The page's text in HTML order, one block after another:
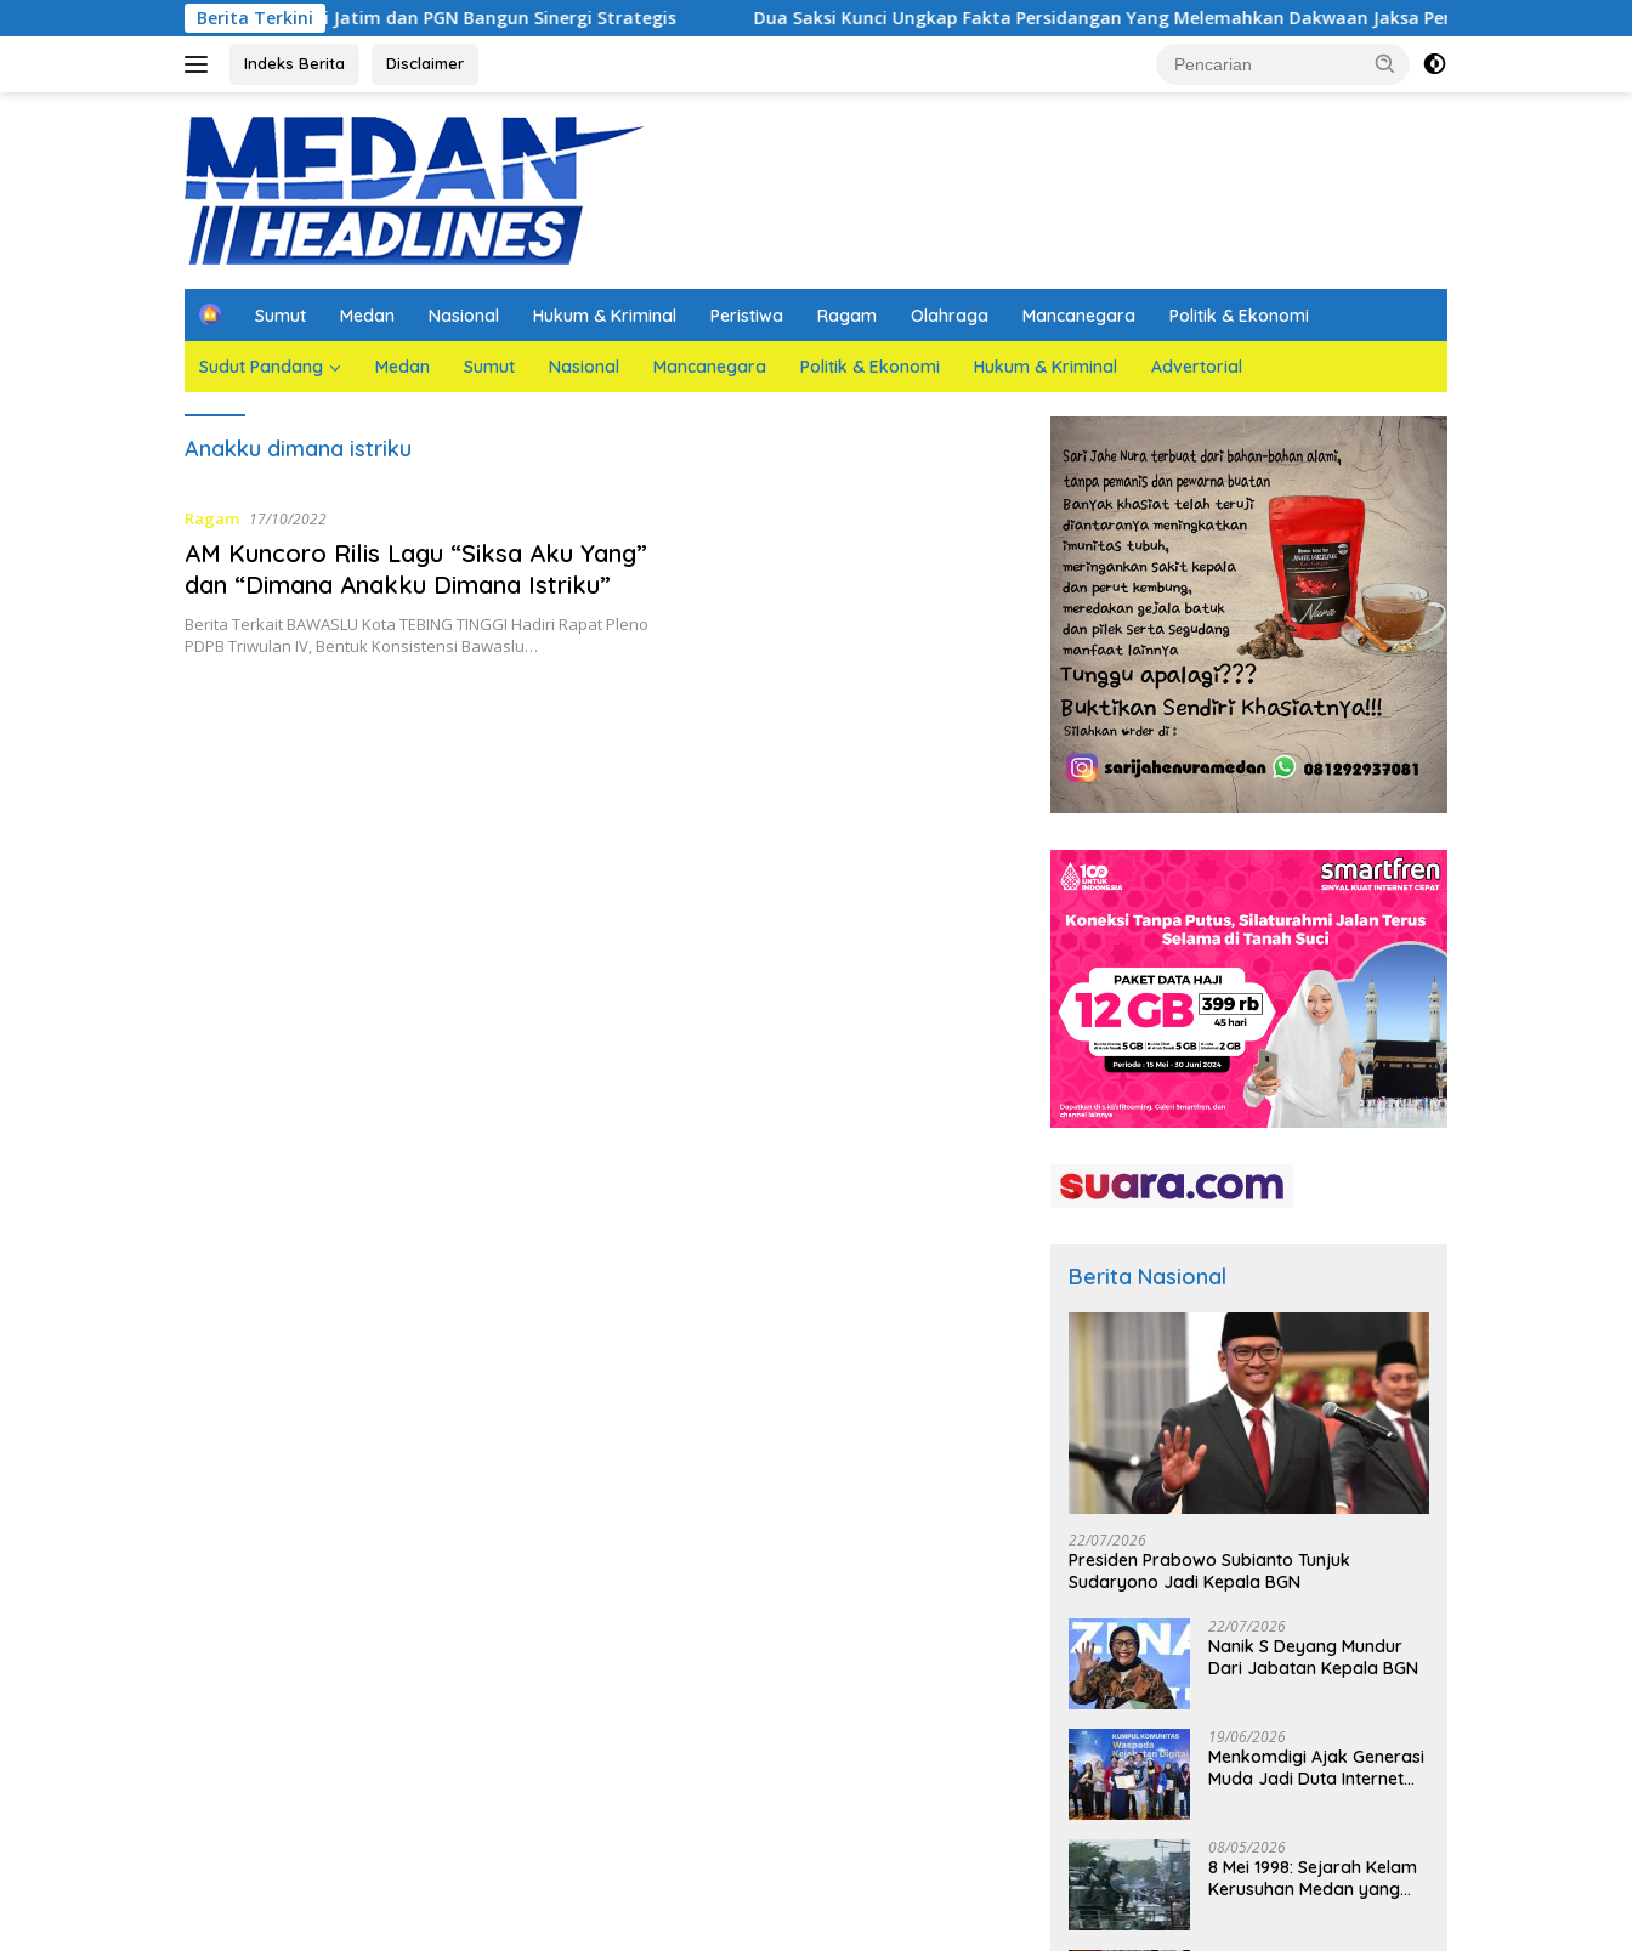
ke
Berita Terkini
Kejati Jatim dan PGN Bangun Sinergi Strategis Dua Saksi Kunci Ungkap Fakta Persidangan Yang Melemahkan Dakwaan Jaksa Penuntut Umum
Indeks Berita Disclaimer
H
m
e
Sumut Medan Nasional Hukum & Kriminal Peristiwa Ragam Olahraga Mancanegara Politik & Ekonomi
Sudut Pandang Medan Sumut Nasional Mancanegara Politik & Ekonomi Hukum & Kriminal Advertorial
Anakku dimana istriku
Ragam 17/10/2022
AM Kuncoro Rilis Lagu “Siksa Aku Yang”
dan “Dimana Anakku Dimana Istriku”
Berita Terkait BAWASLU Kota TEBING TINGGI Hadiri Rapat Pleno
PDPB Triwulan IV, Bentuk Konsistensi Bawaslu…
Berita Nasional
22/07/2026
Presiden Prabowo Subianto Tunjuk
Sudaryono Jadi Kepala BGN
22/07/2026
Nanik S Deyang Mundur
Dari Jabatan Kepala BGN
19/06/2026
Menkomdigi Ajak Generasi
Muda Jadi Duta Internet
08/05/2026
8 Mei 1998: Sejarah Kelam
Kerusuhan Medan yang